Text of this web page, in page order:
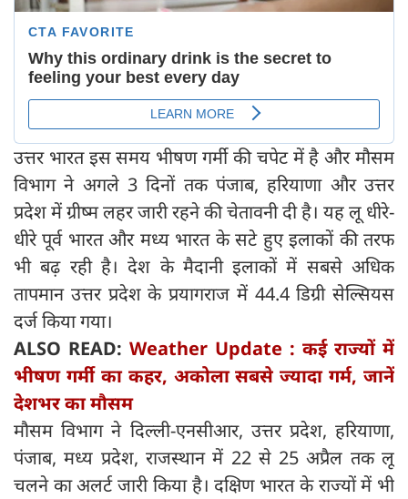
उत्तर भारत इस समय भीषण गर्मी की चपेट में है और मौसम
विभाग ने अगले 3 दिनों तक पंजाब, हरियाणा और उत्तर
प्रदेश में ग्रीष्म लहर जारी रहने की चेतावनी दी है। यह लू धीरे-
धीरे पूर्व भारत और मध्य भारत के सटे हुए इलाकों की तरफ
भी बढ़ रही है। देश के मैदानी इलाकों में सबसे अधिक
तापमान उत्तर प्रदेश के प्रयागराज में 44.4 डिग्री सेल्सियस
दर्ज किया गया।
ALSO READ: Weather Update : कई राज्‍यों में
भीषण गर्मी का कहर, अकोला सबसे ज्‍यादा गर्म, जानें
देशभर का मौसम
मौसम विभाग ने दिल्ली-एनसीआर, उत्तर प्रदेश, हरियाणा,
पंजाब, मध्य प्रदेश, राजस्थान में 22 से 25 अप्रैल तक लू
चलने का अलर्ट जारी किया है। दक्षिण भारत के राज्यों में भी